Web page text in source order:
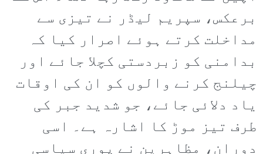
برعکس، سپریم لیڈر نے تیزی سے
مداخلت کرتے ہوئے اصرار کیا کہ
بدامنی کو زبردستی کچلا جائے اور
چیلنج کرنے والوں کو ان کی اوقات
یاد دلائی جائے، جو شدید جبر کی
طرف تیز موڑ کا اشارہ ہے۔ اسی